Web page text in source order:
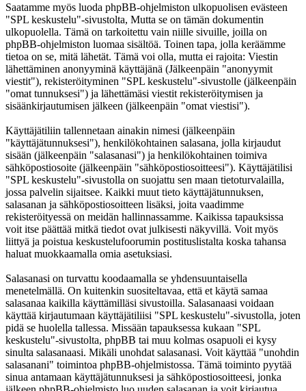
Saatamme myös luoda phpBB-ohjelmiston ulkopuolisen evästeen
"SPL keskustelu"-sivustolta, Mutta se on tämän dokumentin
ulkopuolella. Tämä on tarkoitettu vain niille sivuille, joilla on
phpBB-ohjelmiston luomaa sisältöä. Toinen tapa, jolla keräämme
tietoa on se, mitä lähetät. Tämä voi olla, mutta ei rajoita: Viestin
lähettäminen anonyyminä käyttäjänä (Jälkeenpäin "anonyymit
viestit"), rekisteröityminen "SPL keskustelu"-sivustolle (jälkeenpäin
"omat tunnuksesi") ja lähettämäsi viestit rekisteröitymisen ja
sisäänkirjautumisen jälkeen (jälkeenpäin "omat viestisi").
Käyttäjätiliin tallennetaan ainakin nimesi (jälkeenpäin
"käyttäjätunnuksesi"), henkilökohtainen salasana, jolla kirjaudut
sisään (jälkeenpäin "salasanasi") ja henkilökohtainen toimiva
sähköpostiosoite (jälkeenpäin "sähköpostiosoitteesi"). Käyttäjätilisi
"SPL keskustelu"-sivustolla on suojattu sen maan tietoturvalailla,
jossa palvelin sijaitsee. Kaikki muut tieto käyttäjätunnuksen,
salasanan ja sähköpostiosoitteen lisäksi, joita vaadimme
rekisteröityessä on meidän hallinnassamme. Kaikissa tapauksissa
voit itse päättää mitkä tiedot ovat julkisesti näkyvillä. Voit myös
liittyä ja poistua keskustelufoorumin postituslistalta koska tahansa
haluat muokkaamalla omia asetuksiasi.
Salasanasi on turvattu koodaamalla se yhdensuuntaisella
menetelmällä. On kuitenkin suositeltavaa, että et käytä samaa
salasanaa kaikilla käyttämilläsi sivustoilla. Salasanaasi voidaan
käyttää kirjautumaan käyttäjätiliisi "SPL keskustelu"-sivustolla, joten
pidä se huolella tallessa. Missään tapauksessa kukaan "SPL
keskustelu"-sivustolta, phpBB tai muu kolmas osapuoli ei kysy
sinulta salasanaasi. Mikäli unohdat salasanasi. Voit käyttää "unohdin
salasanani" toimintoa phpBB-ohjelmistossa. Tämä toiminto pyytää
sinua antamaan käyttäjätunnuksesi ja sähköpostiosoitteesi, jonka